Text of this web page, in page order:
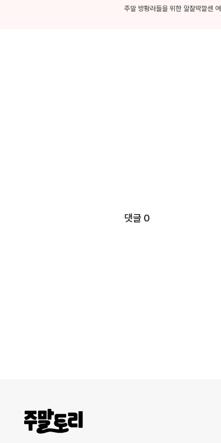
주말 방황러들을 위한 알잘딱깔센
댓글 0